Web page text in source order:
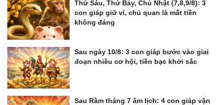
Thứ Sáu, Thứ Bảy, Chủ Nhật (7,8,9/8): 3
con giáp giữ ví, chủ quan là mất tiền
không đáng
Sau ngày 10/8: 3 con giáp bước vào giai
đoạn nhiều cơ hội, tiền bạc khởi sắc
Sau Rằm tháng 7 âm lịch: 4 con giáp vận